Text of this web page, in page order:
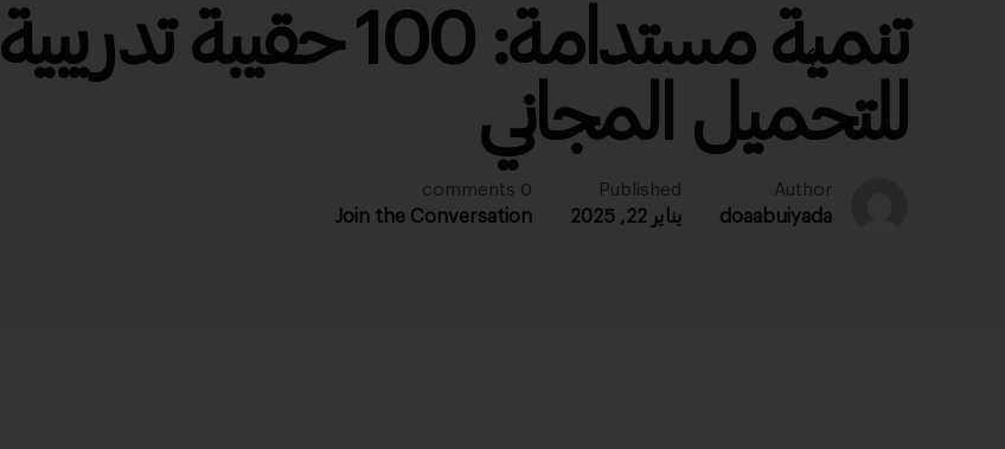
تنمية مستدامة: 100 حقيبة تدريبية
للتحميل المجاني
Author
doaabuiyada
Published
يناير 22, 2025
0 comments
Join the Conversation